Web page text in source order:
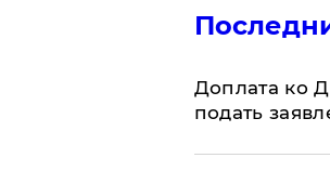
Доплата ко
подать